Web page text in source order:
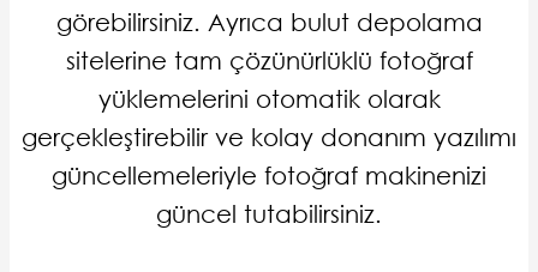
görebilirsiniz. Ayrıca bulut depolama
sitelerine tam çözünürlüklü fotoğraf
yüklemelerini otomatik olarak
gerçekleştirebilir ve kolay donanım yazılımı
güncellemeleriyle fotoğraf makinenizi
güncel tutabilirsiniz.